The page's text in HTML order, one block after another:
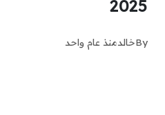
2025
Byخالدمنذ عام واحد